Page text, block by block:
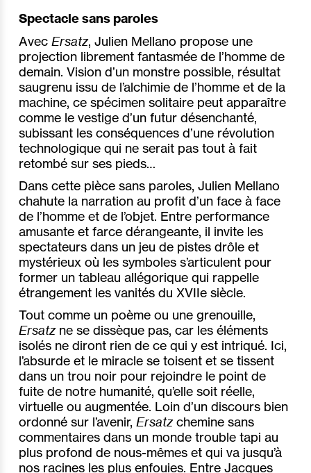
Spectacle sans paroles
Avec Ersatz, Julien Mellano propose une
projection librement fantasmée de l’homme de
demain. Vision d’un monstre possible, résultat
saugrenu issu de l’alchimie de l’homme et de la
machine, ce spécimen solitaire peut apparaître
comme le vestige d’un futur désenchanté,
subissant les conséquences d’une révolution
technologique qui ne serait pas tout à fait
retombé sur ses pieds…
Dans cette pièce sans paroles, Julien Mellano
chahute la narration au profit d’un face à face
de l’homme et de l’objet. Entre performance
amusante et farce dérangeante, il invite les
spectateurs dans un jeu de pistes drôle et
mystérieux où les symboles s’articulent pour
former un tableau allégorique qui rappelle
étrangement les vanités du XVIIe siècle.
Tout comme un poème ou une grenouille,
Ersatzne se dissèque pas, car les éléments
isolés ne diront rien de ce qui y est intriqué. Ici,
l’absurde et le miracle se toisent et se tissent
dans un trou noir pour rejoindre le point de
fuite de notre humanité, qu’elle soit réelle,
virtuelle ou augmentée. Loin d’un discours bien
ordonné sur l’avenir, Ersatzchemine sans
commentaires dans un monde trouble tapi au
plus profond de nous-mêmes et qui va jusqu’à
nos racines les plus enfouies. Entre Jacques